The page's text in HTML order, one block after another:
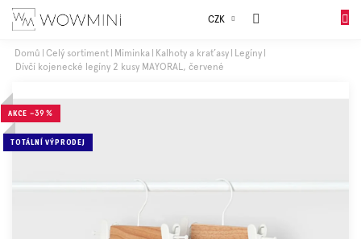
Přejít
CZK
Sales
Dívky
Chlapci
Domů Celý sortiment Miminka Kalhoty a kraťasy
Legíny
Dívčí kojenecké legíny 2 kusy MAYORAL, červené
AKCE –39 %
TOTÁLNÍ VÝPRODEJ